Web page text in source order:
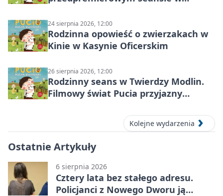
24 sierpnia 2026, 12:00
Rodzinna opowieść o zwierzakach w
Kinie w Kasynie Oficerskim
26 sierpnia 2026, 12:00
Rodzinny seans w Twierdzy Modlin.
Filmowy świat Pucia przyjazny
Kolejne wydarzenia
Ostatnie Artykuły
6 sierpnia 2026
Cztery lata bez stałego adresu.
Policjanci z Nowego Dworu ją